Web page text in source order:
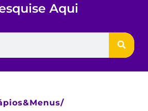
Aqui